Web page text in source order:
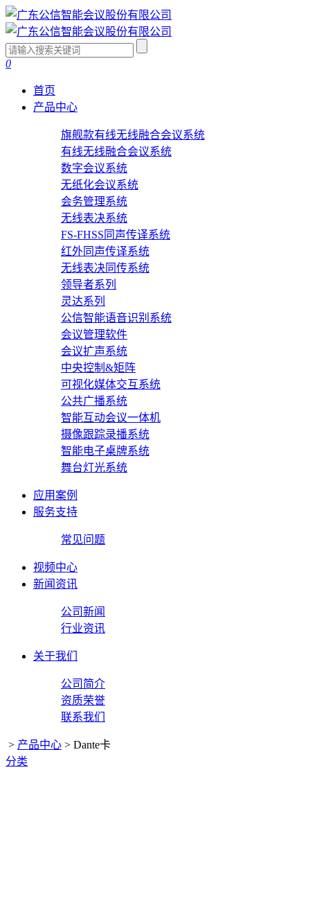
0
首页
产品中心
旗舰款有线无线融合会议系统
有线无线融合会议系统
数字会议系统
无纸化会议系统
会务管理系统
无线表决系统
FS-FHSS同声传译系统
红外同声传译系统
无线表决同传系统
领导者系列
灵达系列
公信智能语音识别系统
会议管理软件
会议扩声系统
中央控制&矩阵
可视化媒体交互系统
公共广播系统
智能互动会议一体机
摄像跟踪录播系统
智能电子桌牌系统
舞台灯光系统
应用案例
服务支持
常见问题
视频中心
新闻资讯
公司新闻
行业资讯
关于我们
公司简介
资质荣誉
联系我们
> 产品中心 > Dante卡
分类